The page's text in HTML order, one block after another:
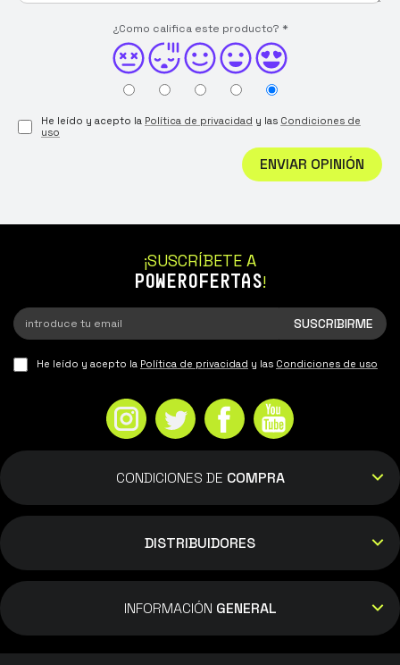
¿Como califica este producto? *
He leído y acepto la Política de privacidad y las Condiciones de
uso
ENVIAR OPINIÓN
¡SUSCRÍBETE A
POWEROFERTAS!
He leído y acepto la Política de privacidad y las Condiciones de uso
CONDICIONES DE COMPRA
DISTRIBUIDORES
INFORMACIÓN GENERAL